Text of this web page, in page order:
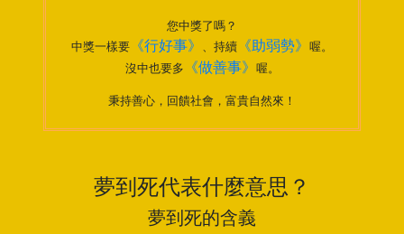
您中獎了嗎？
中獎一樣要 《行好事》 、持續 《助弱勢》 喔。
沒中也要多
《做善事》 喔。
秉持善心，回饋社會，富貴自然來！
夢到死代表什麼意思？
夢到死的含義